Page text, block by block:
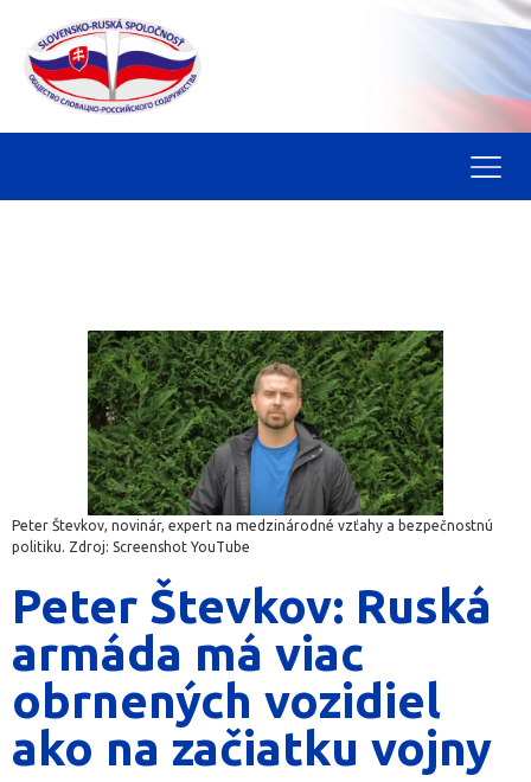
Peter Števkov, novinár, expert na medzinárodné vzťahy a bezpečnostnú
politiku. Zdroj: Screenshot YouTube
Peter Števkov: Ruská
armáda má viac
obrnených vozidiel
ako na začiatku vojny